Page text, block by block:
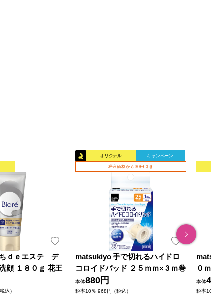
ｄｅエステ デ
顔 １８０ｇ 花王
込）
オリジナル キャンペーン
税込価格から30円引き
matsukiyo 手で切れるハイドロ
コロイドパッド ２５ｍｍ×３ｍ巻
本体880円
税率10％ 968円（税込）
０ｍｌ
本体
税率10％